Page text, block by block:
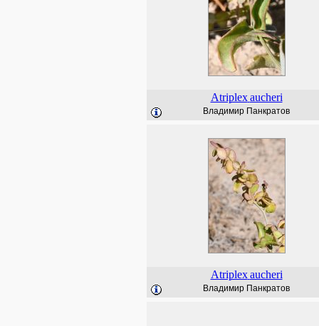
Atriplex aucheri
Владимир Панкратов
Atriplex aucheri
Владимир Панкратов